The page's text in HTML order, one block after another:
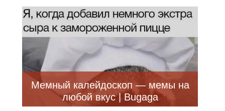
Мемный калейдоскоп — мемы на
любой вкус | Bugaga